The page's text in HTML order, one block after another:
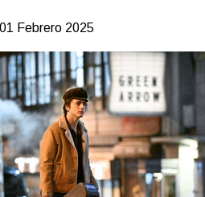
01 Febrero 2025